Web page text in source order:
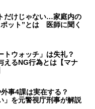
だけじゃない…家庭内の
ット”とは 医師に聞く
トウォッチ」は失礼？
えるNG行為とは【マナ
外事4課は実在する？
」を元警視庁刑事が解説